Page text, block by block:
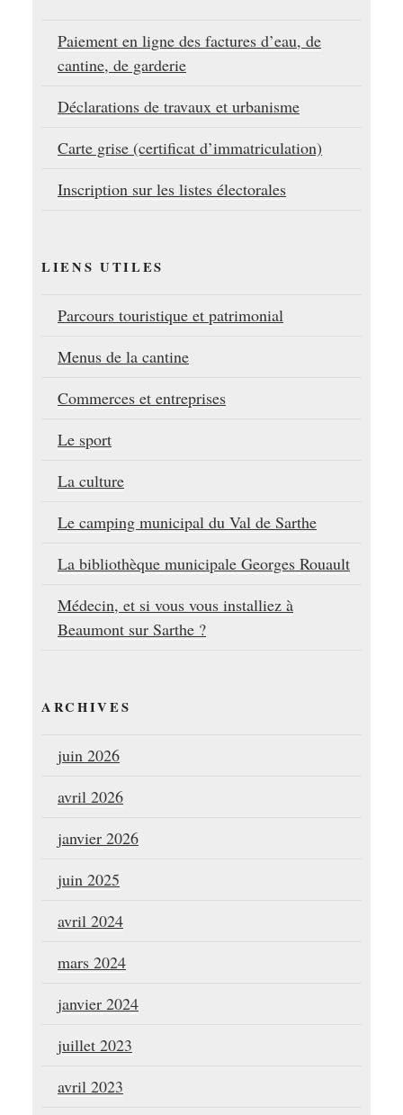
Paiement en ligne des factures d’eau, de
cantine, de garderie
Déclarations de travaux et urbanisme
Carte grise (certificat d’immatriculation)
Inscription sur les listes électorales
LIENS UTILES
Parcours touristique et patrimonial
Menus de la cantine
Commerces et entreprises
Le sport
La culture
Le camping municipal du Val de Sarthe
La bibliothèque municipale Georges Rouault
Médecin, et si vous vous installiez à
Beaumont sur Sarthe ?
ARCHIVES
juin 2026
avril 2026
janvier 2026
juin 2025
avril 2024
mars 2024
janvier 2024
juillet 2023
avril 2023